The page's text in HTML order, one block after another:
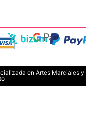
en Artes Marciales y